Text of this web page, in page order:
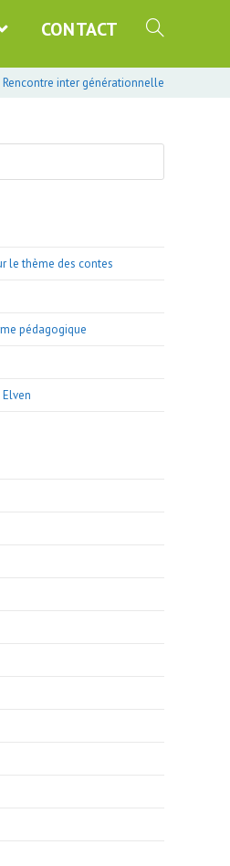
CONTACT
Rencontre inter générationnelle
le thème des contes
pédagogique